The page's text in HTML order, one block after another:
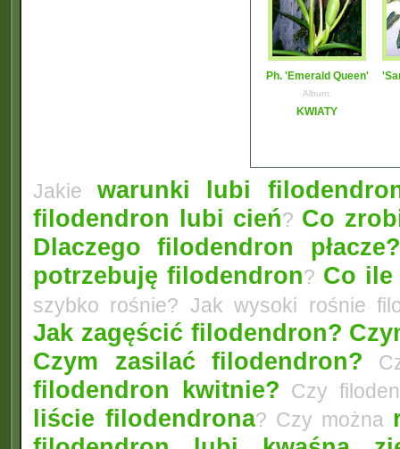
Ph. 'Emerald Queen'
Album:
KWIATY
Jakie warunki lubi
filodendron lubi cień? Co
Dlaczego filodendron
potrzebuję filodendron? Co ile
szybko rośnie? Jak wysoki rośnie
Jak zagęścić filodendron?
Czym zasilać filodendron?
filodendron kwitnie? Czy
liście filodendrona? Czy można